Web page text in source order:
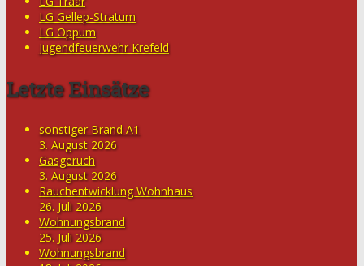
LG Gellep-Stratum
LG Oppum
Jugendfeuerwehr Krefeld
Letzte Einsätze
sonstiger Brand A1
3. August 2026
Gasgeruch
3. August 2026
Rauchentwicklung Wohnhaus
26. Juli 2026
Wohnungsbrand
25. Juli 2026
Wohnungsbrand